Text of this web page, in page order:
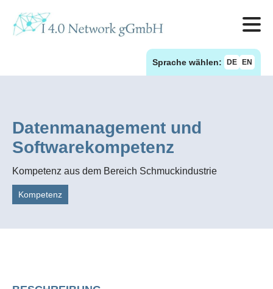
Sprache wählen: DE EN
Datenmanagement und
Softwarekompetenz
Kompetenz aus dem Bereich Schmuckindustrie
Kompetenz